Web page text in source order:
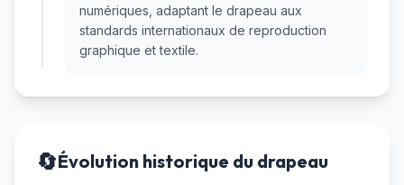
numériques, adaptant le drapeau aux
standards internationaux de reproduction
graphique et textile.
🔄Évolution historique du drapeau